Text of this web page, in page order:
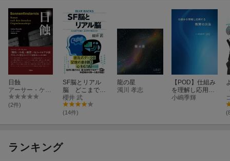
日蝕
(2件)
SF脳とリアル
脳 どこまで可
能か、なぜ不可
能なのか
櫻井 武
(14件)
龍の星
濁川 孝志
【POD】仕組み
を理解し応用す
る 教育の方法
小嶋季輝
ランキング